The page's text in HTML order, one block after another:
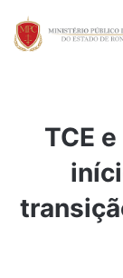
TCE